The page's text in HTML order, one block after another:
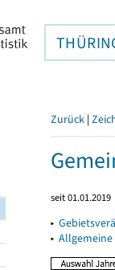
Zurück |
seit 01.01.2019
▸
▸